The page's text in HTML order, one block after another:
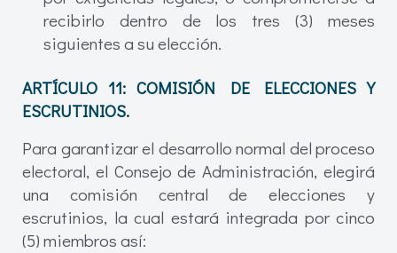
recibirlo dentro de los tres (3) meses
siguientes a su elección.
ARTÍCULO 11: COMISIÓN DE ELECCIONES Y
ESCRUTINIOS.
Para garantizar el desarrollo normal del proceso
electoral, el Consejo de Administración, elegirá
una comisión central de elecciones y
escrutinios, la cual estará integrada por cinco
(5) miembros así: